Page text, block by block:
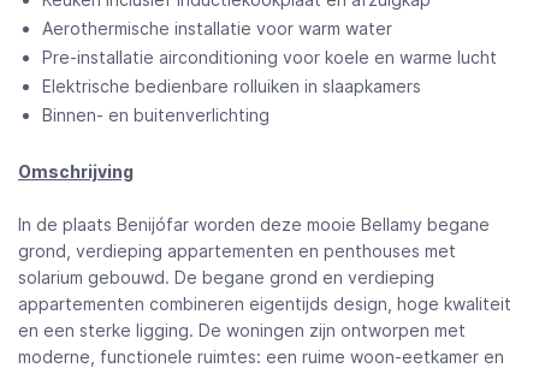
Aerothermische installatie voor warm water
Pre-installatie airconditioning voor koele en warme lucht
Elektrische bedienbare rolluiken in slaapkamers
Binnen- en buitenverlichting
Omschrijving
In de plaats Benijófar worden deze mooie Bellamy begane
grond, verdieping appartementen en penthouses met
solarium gebouwd. De begane grond en verdieping
appartementen combineren eigentijds design, hoge kwaliteit
en een sterke ligging. De woningen zijn ontworpen met
moderne, functionele ruimtes: een ruime woon-eetkamer en